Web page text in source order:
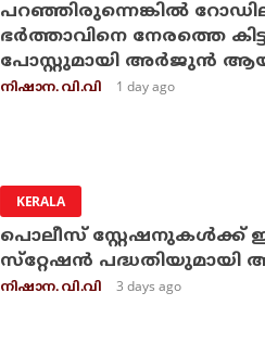
പറഞ്ഞിരുന്നെങ്കില്‍
ഭര്‍ത്താവിനെ നേരത്തെ
പോസ്റ്റുമായി അര്‍ജുന്‍
നിഷാന. വി.വി 1 day ago
KERALA
പൊലീസ് സ്റ്റേഷനുകള്‍ക്ക്
സ്‌റ്റേഷന്‍ പദ്ധതിയുമായി
നിഷാന. വി.വി 3 days ago